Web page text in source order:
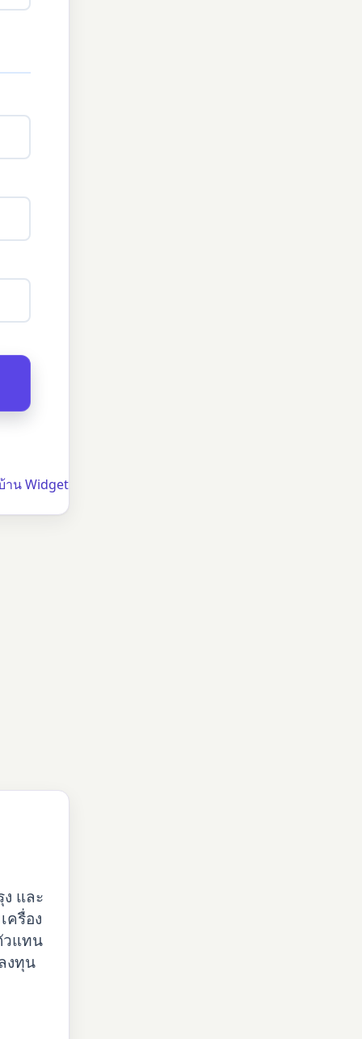
าน Widget
และ
ครื่อง
วแทน
งทุน